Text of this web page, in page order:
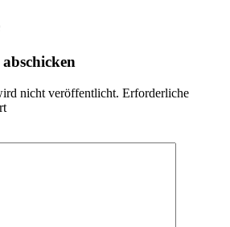
nicht veröffentlicht. Erforderliche